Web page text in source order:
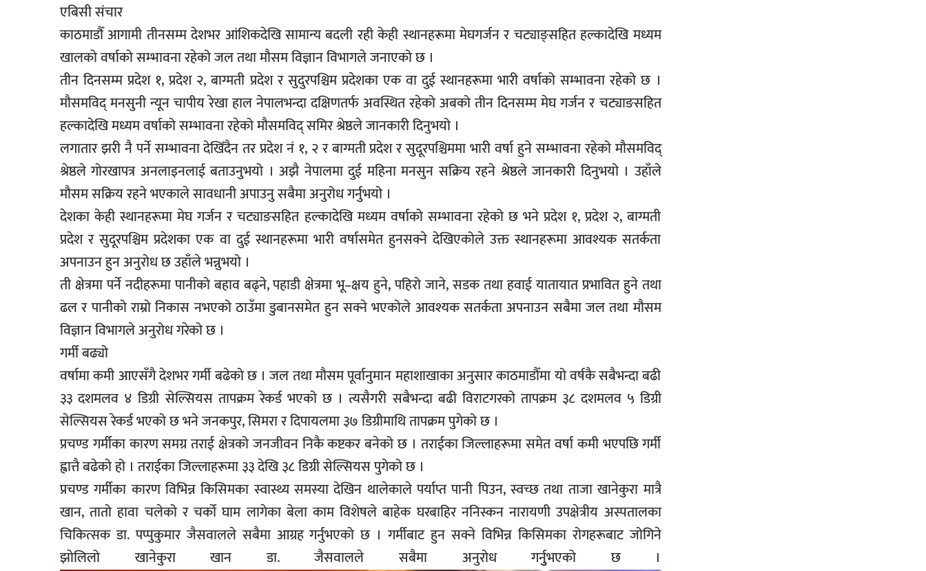
एबिसी संचार
काठमाडौँ आगामी तीनसम्म देशभर आंशिकदेखि सामान्य बदली रही केही स्थानहरूमा मेघगर्जन र चट्याङ्सहित हल्कादेखि मध्यम
खालको वर्षाको सम्भावना रहेको जल तथा मौसम विज्ञान विभागले जनाएको छ ।
तीन दिनसम्म प्रदेश १, प्रदेश २, बाग्मती प्रदेश र सुदुरपश्चिम प्रदेशका एक वा दुई स्थानहरूमा भारी वर्षाको सम्भावना रहेको छ ।
मौसमविद् मनसुनी न्यून चापीय रेखा हाल नेपालभन्दा दक्षिणतर्फ अवस्थित रहेको अबको तीन दिनसम्म मेघ गर्जन र चट्याङसहित
हल्कादेखि मध्यम वर्षाको सम्भावना रहेको मौसमविद् समिर श्रेष्ठले जानकारी दिनुभयो ।
लगातार झरी नै पर्ने सम्भावना देखिँदैन तर प्रदेश नं १, २ र बाग्मती प्रदेश र सुदूरपश्चिममा भारी वर्षा हुने सम्भावना रहेको मौसमविद्
श्रेष्ठले गोरखापत्र अनलाइनलाई बताउनुभयो । अझै नेपालमा दुई महिना मनसुन सक्रिय रहने श्रेष्ठले जानकारी दिनुभयो । उहाँले
मौसम सक्रिय रहने भएकाले सावधानी अपाउनु सबैमा अनुरोध गर्नुभयो ।
देशका केही स्थानहरूमा मेघ गर्जन र चट्याङसहित हल्कादेखि मध्यम वर्षाको सम्भावना रहेको छ भने प्रदेश १, प्रदेश २, बाग्मती
प्रदेश र सुदूरपश्चिम प्रदेशका एक वा दुई स्थानहरूमा भारी वर्षासमेत हुनसक्ने देखिएकोले उक्त स्थानहरूमा आवश्यक सतर्कता
अपनाउन हुन अनुरोध छ उहाँले भन्नुभयो ।
ती क्षेत्रमा पर्ने नदीहरूमा पानीको बहाव बढ्ने, पहाडी क्षेत्रमा भू–क्षय हुने, पहिरो जाने, सडक तथा हवाई यातायात प्रभावित हुने तथा
ढल र पानीको राम्रो निकास नभएको ठाउँमा डुबानसमेत हुन सक्ने भएकोले आवश्यक सतर्कता अपनाउन सबैमा जल तथा मौसम
विज्ञान विभागले अनुरोध गरेको छ ।
गर्मी बढ्यो
वर्षामा कमी आएसँगै देशभर गर्मी बढेको छ । जल तथा मौसम पूर्वानुमान महाशाखाका अनुसार काठमाडौँमा यो वर्षकै सबैभन्दा बढी
३३ दशमलव ४ डिग्री सेल्सियस तापक्रम रेकर्ड भएको छ । त्यसैगरी सबैभन्दा बढी विराटगरको तापक्रम ३८ दशमलव ५ डिग्री
सेल्सियस रेकर्ड भएको छ भने जनकपुर, सिमरा र दिपायलमा ३७ डिग्रीमाथि तापक्रम पुगेको छ ।
प्रचण्ड गर्मीका कारण समग्र तराई क्षेत्रको जनजीवन निकै कष्टकर बनेको छ । तराईका जिल्लाहरूमा समेत वर्षा कमी भएपछि गर्मी
ह्वात्तै बढेको हो । तराईका जिल्लाहरूमा ३३ देखि ३८ डिग्री सेल्सियस पुगेको छ ।
प्रचण्ड गर्मीका कारण विभिन्न किसिमका स्वास्थ्य समस्या देखिन थालेकाले पर्याप्त पानी पिउन, स्वच्छ तथा ताजा खानेकुरा मात्रै
खान, तातो हावा चलेको र चर्को घाम लागेका बेला काम विशेषले बाहेक घरबाहिर ननिस्कन नारायणी उपक्षेत्रीय अस्पतालका
चिकित्सक डा. पप्पुकुमार जैसवालले सबैमा आग्रह गर्नुभएको छ । गर्मीबाट हुन सक्ने विभिन्न किसिमका रोगहरूबाट जोगिने
झोलिलो खानेकुरा खान डा. जैसवालले सबैमा अनुरोध गर्नुुभएको छ ।